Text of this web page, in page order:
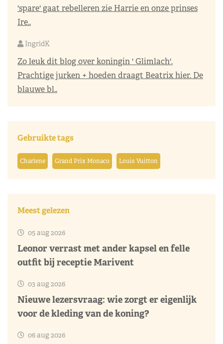
'spare' gaat rebelleren zie Harrie en onze prinses
Ire..
IngridK
Zo leuk dit blog over koningin ' Glimlach'.
Prachtige jurken + hoeden draagt Beatrix hier. De
blauwe bl..
Gebruikte tags
Charlene Grand Prix Monaco Louis Vuitton
Meest gelezen
05 aug 2026
Leonor verrast met ander kapsel en felle
outfit bij receptie Marivent
03 aug 2026
Nieuwe lezersvraag: wie zorgt er eigenlijk
voor de kleding van de koning?
06 aug 2026